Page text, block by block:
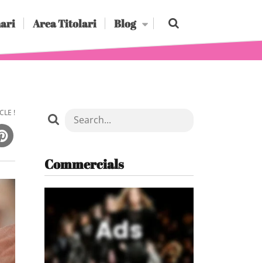
Area Titolari Blog
!
Commercials